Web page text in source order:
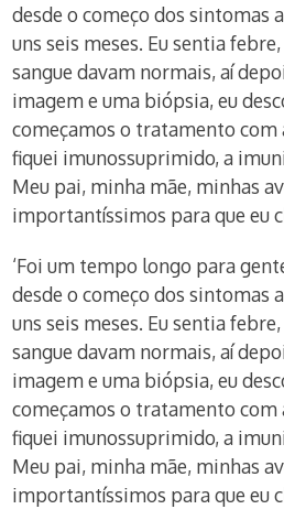
desde o começo dos sintomas
uns seis meses. Eu sentia
sangue davam normais, aí
imagem e uma biópsia, eu
começamos o tratamento com
fiquei imunossuprimido, a
Meu pai, minha mãe, minhas
importantíssimos para que eu
‘Foi um tempo longo para
desde o começo dos sintomas
uns seis meses. Eu sentia
sangue davam normais, aí
imagem e uma biópsia, eu
começamos o tratamento com
fiquei imunossuprimido, a
Meu pai, minha mãe, minhas
importantíssimos para que eu